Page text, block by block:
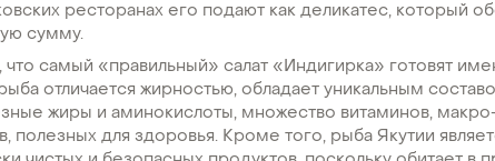
ресторанах его подают как деликатес, который
сумму.
что самый «правильный» салат «Индигирка» готовят
отличается жирностью, обладает уникальным
жиры и аминокислоты, множество витаминов,
полезных для здоровья. Кроме того, рыба Якутии